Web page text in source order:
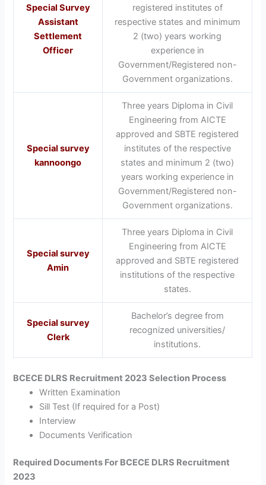
Special Survey
Assistant
Settlement
Officer
registered institutes of
respective states and minimum
2 (two) years working
experience in
Government/Registered non-
Government organizations.
Special survey
kannoongo
Three years Diploma in Civil
Engineering from AICTE
approved and SBTE registered
institutes of the respective
states and minimum 2 (two)
years working experience in
Government/Registered non-
Government organizations.
Special survey
Amin
Three years Diploma in Civil
Engineering from AICTE
approved and SBTE registered
institutions of the respective
states.
Special survey
Clerk
Bachelor’s degree from
recognized universities/
institutions.
BCECE DLRS Recruitment 2023 Selection Process
Written Examination
Sill Test (If required for a Post)
Interview
Documents Verification
Required Documents For BCECE DLRS Recruitment
2023